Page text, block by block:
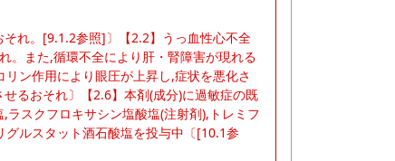
それ。[9.1.2参照]〕【2.2】うっ血性心不全
。また,循環不全により肝・腎障害が現れる
ン作用により眼圧が上昇し,症状を悪化さ
るおそれ〕【2.6】本剤(成分)に過敏症の既
スクフロキサシン塩酸塩(注射剤),トレミフ
ルスタット酒石酸塩を投与中〔[10.1参